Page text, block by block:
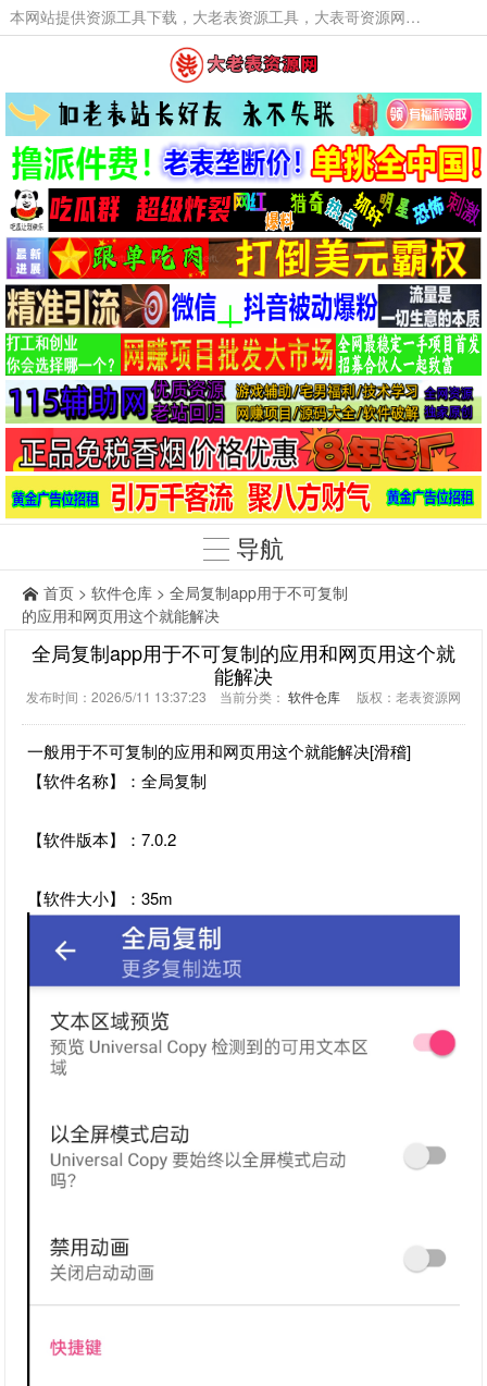
本网站提供资源工具下载，大老表资源工具，大表哥资源网软件工具，大老表资源下载，活动线报福利资源分享,活动线报，大型网游经典游戏，网络热门技术游戏辅助交流与分享。
导航
首页 > 软件仓库 > 全局复制app用于不可复制
的应用和网页用这个就能解决
全局复制app用于不可复制的应用和网页用这个就
能解决
发布时间：2026/5/11 13:37:23 当前分类： 软件仓库 版权：老表资源网
一般用于不可复制的应用和网页用这个就能解决[滑稽]
【软件名称】：全局复制
【软件版本】：7.0.2
【软件大小】：35m